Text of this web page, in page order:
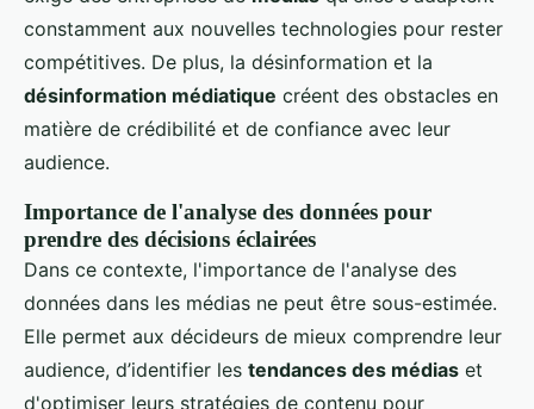
constamment aux nouvelles technologies pour rester
compétitives. De plus, la désinformation et la
désinformation médiatique créent des obstacles en
matière de crédibilité et de confiance avec leur
audience.
Importance de l'analyse des données pour
prendre des décisions éclairées
Dans ce contexte, l'importance de l'analyse des
données dans les médias ne peut être sous-estimée.
Elle permet aux décideurs de mieux comprendre leur
audience, d’identifier les tendances des médias et
d'optimiser leurs stratégies de contenu pour